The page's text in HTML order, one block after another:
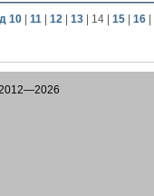
10 11 12 13 14 15 16
2012—2026